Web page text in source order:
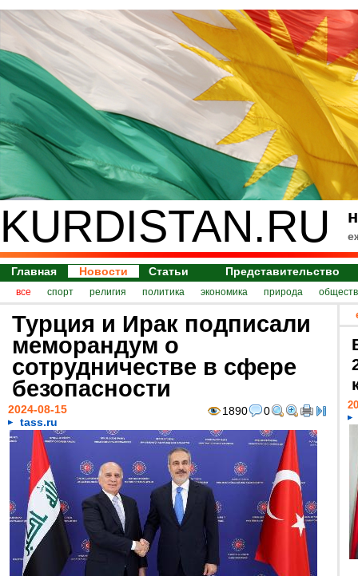
KURDISTAN.RU
Главная Новости Статьи Представительство
все спорт религия политика экономика природа
Турция и Ирак подписали
меморандум о
сотрудничестве в сфере
безопасности
1890 0
2024-08-15
tass.ru